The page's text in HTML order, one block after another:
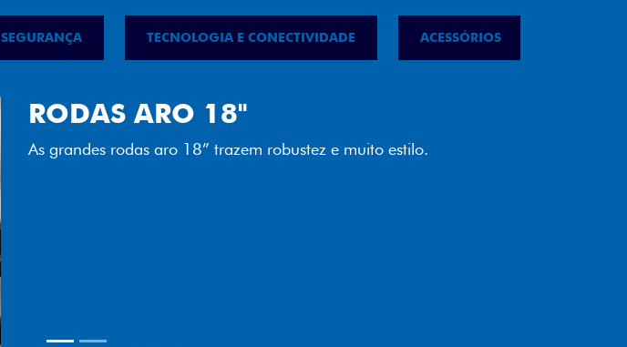
SEGURANÇA TECNOLOGIA E CONECTIVIDADE ACESSÓRIOS
RODAS ARO 18"
As grandes rodas aro 18” trazem robustez e muito estilo.